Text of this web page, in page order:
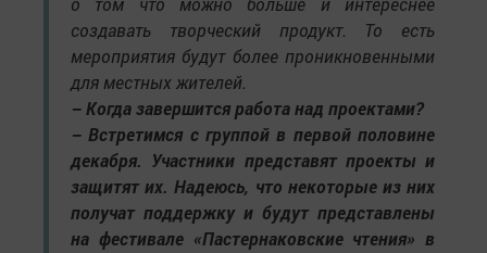
создавать творческий продукт. То есть
мероприятия будут более проникновенными
для местных жителей.
– Когда завершится работа над проектами?
– Встретимся с группой в первой половине
декабря. Участники представят проекты и
защитят их. Надеюсь, что некоторые из них
получат поддержку и будут представлены
на фестивале «Пастернаковские чтения» в